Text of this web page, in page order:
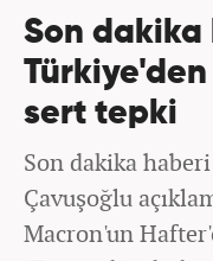
Son dakika
sert tepki
Son dakika
Çavuşoğlu
Macron'un